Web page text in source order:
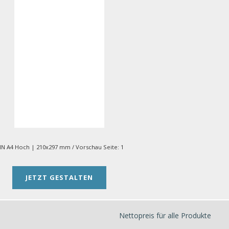
A4 Hoch | 210x297 mm / Vorschau Seite: 1
JETZT GESTALTEN
Nettopreis für alle Produkte